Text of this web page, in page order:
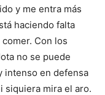
y me entra más
haciendo falta
Con los
no se puede
intenso en defensa
siquiera mira el aro.